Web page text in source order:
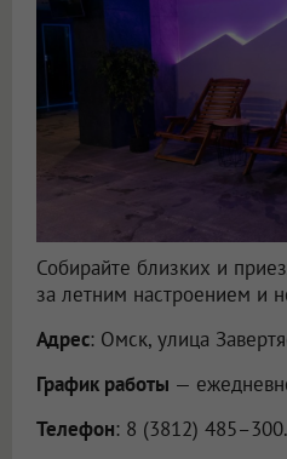
Собирайте близких и
за летним настроением и
Адрес: Омск, улица
График работы —
Телефон: 8 (3812) 485–300.